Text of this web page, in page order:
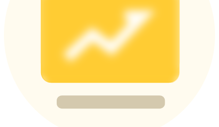
Crypto World Cup 2026: Grand Finale
77,777+3k Rewards